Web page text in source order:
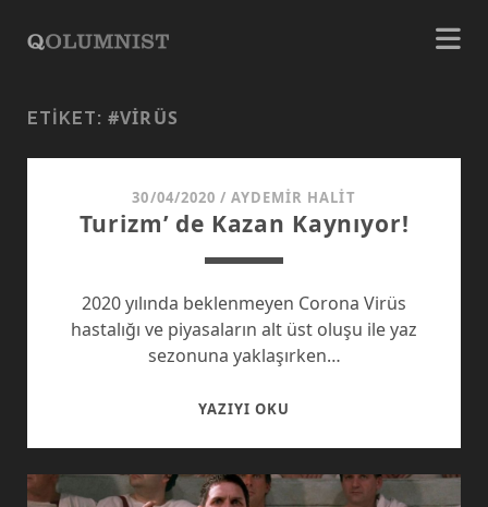
ETIKET: #VIRÜS
30/04/2020 /AYDEMIR HALIT
Turizm’ de Kazan Kaynıyor!
2020 yılında beklenmeyen Corona Virüs
hastalığı ve piyasaların alt üst oluşu ile yaz
sezonuna yaklaşırken…
YAZIYI OKU
KAYNIYOR!